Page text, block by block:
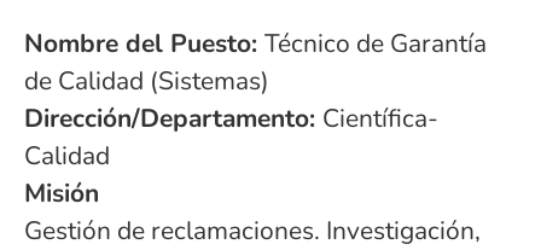
Nombre del Puesto: Técnico de Garantía
de Calidad (Sistemas)
Dirección/Departamento: Científica-
Calidad
Misión
Gestión de reclamaciones. Investigación,